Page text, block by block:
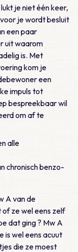
je niet één keer,
je wordt besluit
een paar
uit waarom
is. Met
kom je
een
impuls tot
bespreekbaar wil
om af te
alle
chronisch benzo-
A van de
ze wel eens zelf
dat ging ? Mw A
is wel eens acuut
die ze moest